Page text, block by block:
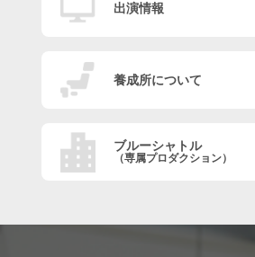
出演情報
養成所について
ブルーシャトル
（専属プロダクション）